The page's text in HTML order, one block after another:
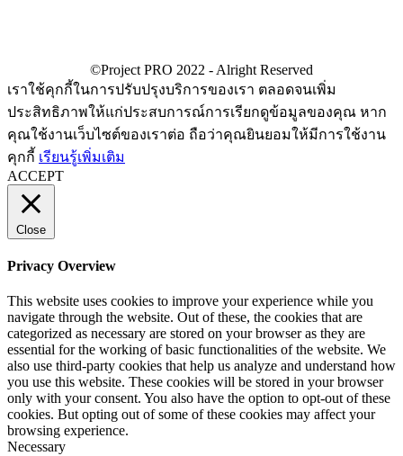
เราใช้คุกกี้ในการปรับปรุงบริการของเรา ตลอดจนเพิ่ม
ประสิทธิภาพให้แก่ประสบการณ์การเรียกดูข้อมูลของคุณ หาก
คุณใช้งานเว็บไซต์ของเราต่อ ถือว่าคุณยินยอมให้มีการใช้งาน
คุกกี้ เรียนรู้เพิ่มเติม
ACCEPT
Close
Privacy Overview
This website uses cookies to improve your experience while you
navigate through the website. Out of these, the cookies that are
categorized as necessary are stored on your browser as they are
essential for the working of basic functionalities of the website. We
also use third-party cookies that help us analyze and understand how
you use this website. These cookies will be stored in your browser
only with your consent. You also have the option to opt-out of these
cookies. But opting out of some of these cookies may affect your
browsing experience.
Necessary